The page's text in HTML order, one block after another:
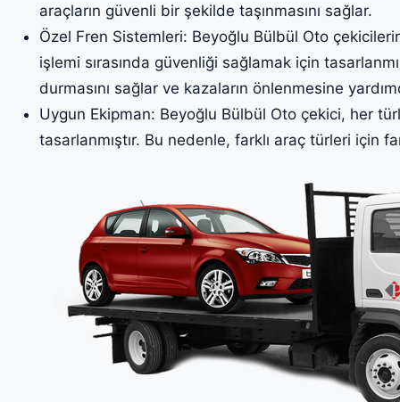
araçların güvenli bir şekilde taşınmasını sağlar.
Özel Fren Sistemleri: Beyoğlu Bülbül Oto
işlemi sırasında güvenliği sağlamak için
durmasını sağlar ve kazaların önlenmesine
Uygun Ekipman: Beyoğlu Bülbül Oto çekici, her
tasarlanmıştır. Bu nedenle, farklı araç türleri için